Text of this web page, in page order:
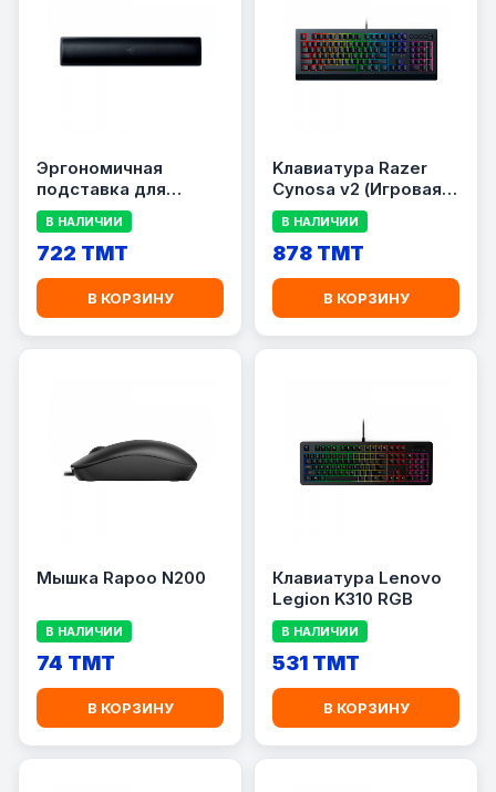
Эргономичная
подставка для
запястий Razer Pro
В НАЛИЧИИ
722 TMT
В КОРЗИНУ
Kлавиатура Razer
Cynosa v2 (Игровая
мембранная
клавиатура с
подсветкой Chroma)
В НАЛИЧИИ
878 TMT
В КОРЗИНУ
Мышка Rapoo N200
В НАЛИЧИИ
74 TMT
В КОРЗИНУ
Клавиатура Lenovo
Legion K310 RGB
В НАЛИЧИИ
531 TMT
В КОРЗИНУ